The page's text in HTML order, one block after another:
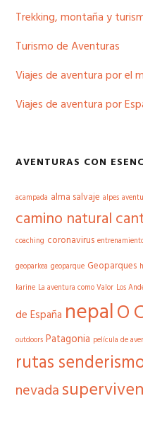
Trekking, montaña y
Turismo de Aventuras
Viajes de aventura por el
Viajes de aventura por
AVENTURAS CON
acampada alma salvaje alpes
camino natural
coaching coronavirus
geoparkea geoparque Geoparques
karine La aventura como Valor Los
de España nepalO
outdoors Patagonia película de
rutas
nevada